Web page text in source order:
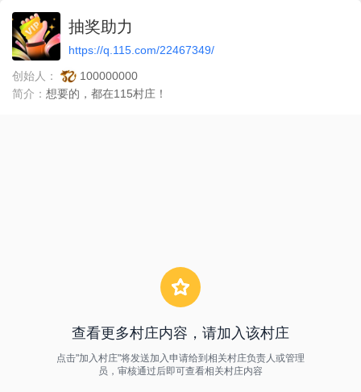
抽奖助力
https://q.115.com/22467349/
创始人：
100000000
简介： 想要的，都在115村庄！
查看更多村庄内容，请加入该村庄
点击"加入村庄"将发送加入申请给到相关村庄负责人或管理
员，审核通过后即可查看相关村庄内容